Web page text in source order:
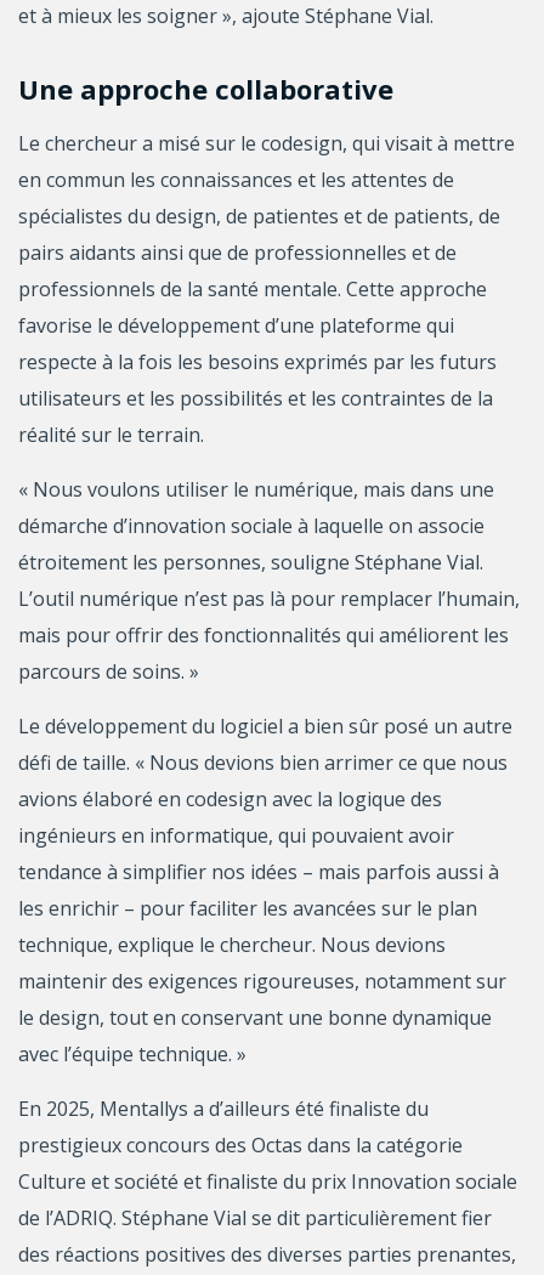
et à mieux les soigner », ajoute Stéphane Vial.
Une approche collaborative
Le chercheur a misé sur le codesign, qui visait à mettre
en commun les connaissances et les attentes de
spécialistes du design, de patientes et de patients, de
pairs aidants ainsi que de professionnelles et de
professionnels de la santé mentale. Cette approche
favorise le développement d’une plateforme qui
respecte à la fois les besoins exprimés par les futurs
utilisateurs et les possibilités et les contraintes de la
réalité sur le terrain.
« Nous voulons utiliser le numérique, mais dans une
démarche d’innovation sociale à laquelle on associe
étroitement les personnes, souligne Stéphane Vial.
L’outil numérique n’est pas là pour remplacer l’humain,
mais pour offrir des fonctionnalités qui améliorent les
parcours de soins. »
Le développement du logiciel a bien sûr posé un autre
défi de taille. « Nous devions bien arrimer ce que nous
avions élaboré en codesign avec la logique des
ingénieurs en informatique, qui pouvaient avoir
tendance à simplifier nos idées – mais parfois aussi à
les enrichir – pour faciliter les avancées sur le plan
technique, explique le chercheur. Nous devions
maintenir des exigences rigoureuses, notamment sur
le design, tout en conservant une bonne dynamique
avec l’équipe technique. »
En 2025, Mentallys a d’ailleurs été finaliste du
prestigieux concours des Octas dans la catégorie
Culture et société et finaliste du prix Innovation sociale
de l’ADRIQ. Stéphane Vial se dit particulièrement fier
des réactions positives des diverses parties prenantes,